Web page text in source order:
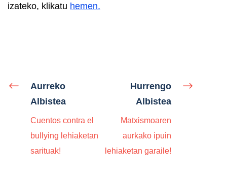
izateko, klikatu hemen.
Aurreko
Albistea
Cuentos contra el
bullying lehiaketan
sarituak!
Hurrengo
Albistea
Matxismoaren
aurkako ipuin
lehiaketan garaile!